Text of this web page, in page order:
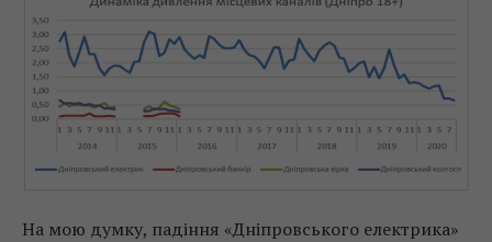
На мою думку, падіння «Дніпровського електрика»